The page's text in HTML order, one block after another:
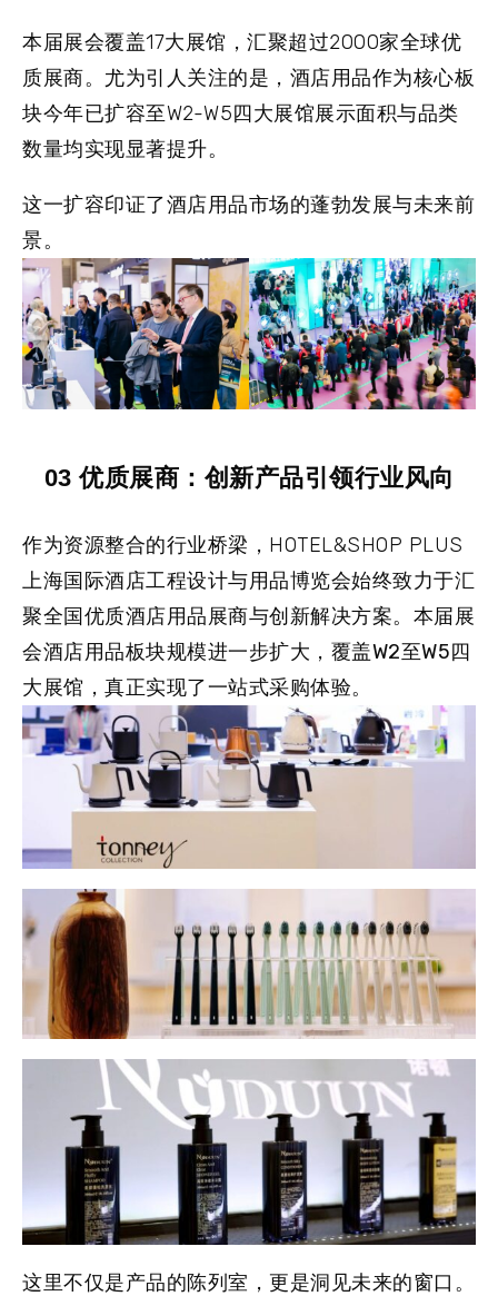
本届展会覆盖17大展馆，汇聚超过2000家全球优
质展商。尤为引人关注的是，酒店用品作为核心板
块今年已扩容至W2-W5四大展馆展示面积与品类
数量均实现显著提升。
这一扩容印证了酒店用品市场的蓬勃发展与未来前
景。
03 优质展商：创新产品引领行业风向
作为资源整合的行业桥梁，HOTEL&SHOP PLUS
上海国际酒店工程设计与用品博览会始终致力于汇
聚全国优质酒店用品展商与创新解决方案。本届展
会酒店用品板块规模进一步扩大， 覆盖W2至W5四
大展馆 ，真正实现了一站式采购体验。
这里不仅是产品的陈列室，更是洞见未来的窗口。